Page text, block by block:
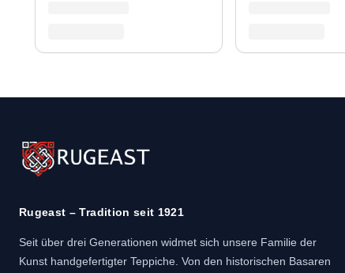
Rugeast – Tradition seit 1921
Seit über drei Generationen widmet sich unsere Familie der
Kunst handgefertigter Teppiche. Von den historischen Basaren